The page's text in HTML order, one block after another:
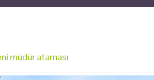
müdür ataması